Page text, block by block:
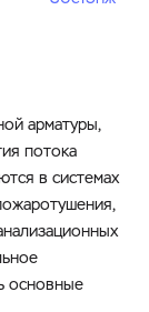
арматуры,
потока
в системах
,
основные